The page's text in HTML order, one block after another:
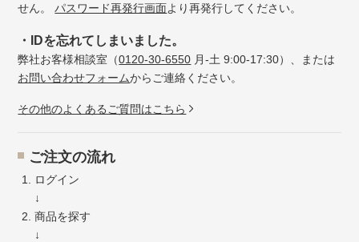
せん。パスワード再発行画面より再発行してください。
・IDを忘れてしまいました。
弊社お客様相談室（0120-30-6550 月-土 9:00-17:30）、または
お問い合わせフォームからご連絡ください。
その他のよくあるご質問はこちら
ご注文の流れ
ログイン
↓
商品を探す
↓